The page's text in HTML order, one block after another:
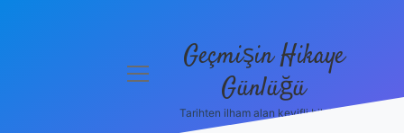
menüyü
Geçmişin Hikaye
Günlüğü
Tarihten ilham alan keyifli bilgiler!